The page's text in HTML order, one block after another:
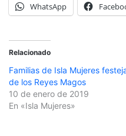
WhatsApp
Relacionado
Familias de Isla Mujeres
de los Reyes Magos
10 de enero de 2019
En «Isla Mujeres»